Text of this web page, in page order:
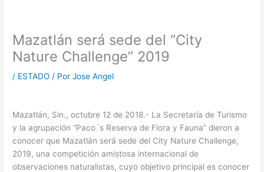
Mazatlán será sede del “City
Nature Challenge” 2019
/ ESTADO / PorJose Angel
Mazatlán, Sin., octubre 12 de 2018.- La Secretaría de Turismo
y la agrupación “Paco´s Reserva de Flora y Fauna” dieron a
conocer que Mazatlán será sede del City Nature Challenge,
2019, una competición amistosa internacional de
observaciones naturalistas, cuyo objetivo principal es conocer